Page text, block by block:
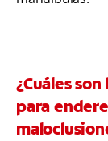
¿Cuáles
para